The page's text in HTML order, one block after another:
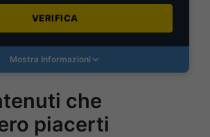
VERIFICA
Mostra Informazioni
che
piacerti